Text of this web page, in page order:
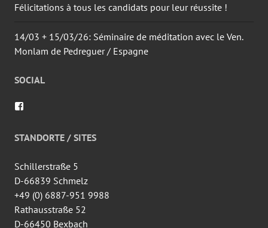
Félicitations à tous les candidats pour leur réussite !
14/03 + 15/03/26: Séminaire de méditation avec le Ven.
Monlam de Pedreguer / Espagne
SOCIAL
de
wingtsun.arlon
Facebook
STANDORTE / SITES
Schillerstraße 5
D-66839 Schmelz
+49 (0) 6887-951 9988
Rathausstraße 52
D-66450 Bexbach